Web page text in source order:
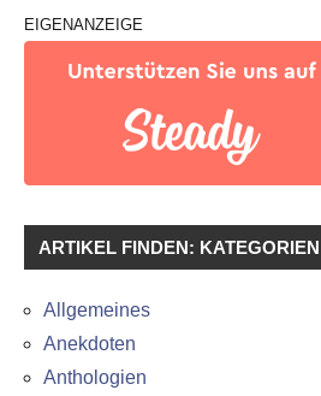
EIGENANZEIGE
ARTIKEL FINDEN: KATEGORIEN
Allgemeines
Anekdoten
Anthologien